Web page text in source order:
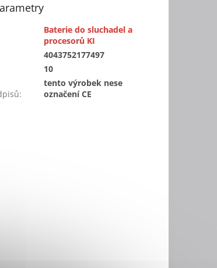
Baterie do sluchadel a
procesorů KI
4043752177497
10
:
tento výrobek nese
označení CE